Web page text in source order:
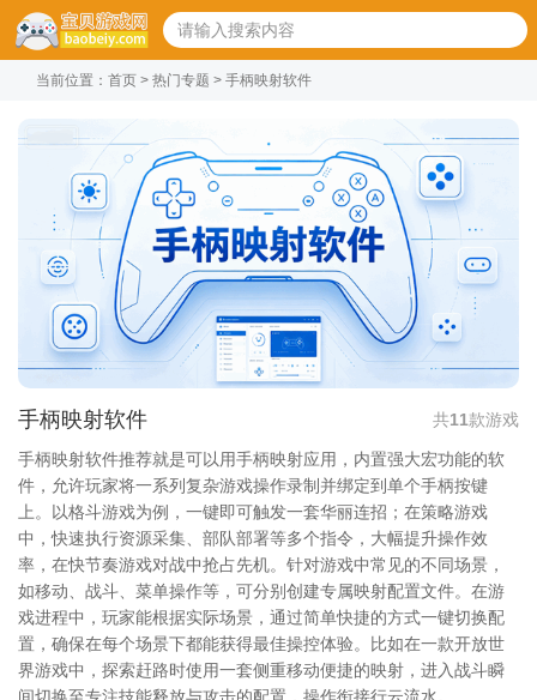
当前位置： 首页 > 热门专题 > 手柄映射软件
手柄映射软件 共11款游戏
手柄映射软件推荐就是可以用手柄映射应用，内置强大宏功能的软
件，允许玩家将一系列复杂游戏操作录制并绑定到单个手柄按键
上。以格斗游戏为例，一键即可触发一套华丽连招；在策略游戏
中，快速执行资源采集、部队部署等多个指令，大幅提升操作效
率，在快节奏游戏对战中抢占先机。针对游戏中常见的不同场景，
如移动、战斗、菜单操作等，可分别创建专属映射配置文件。在游
戏进程中，玩家能根据实际场景，通过简单快捷的方式一键切换配
置，确保在每个场景下都能获得最佳操控体验。比如在一款开放世
界游戏中，探索赶路时使用一套侧重移动便捷的映射，进入战斗瞬